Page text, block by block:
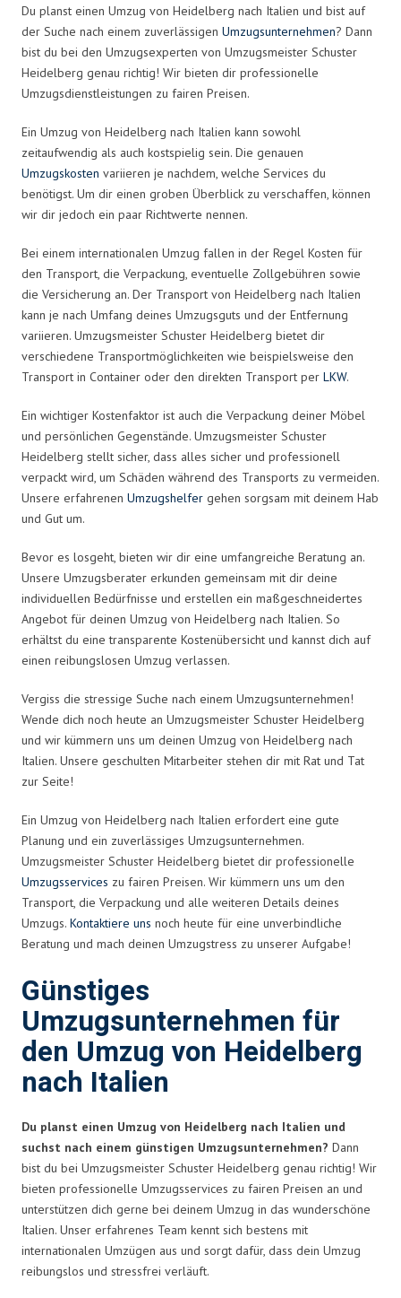
Du planst einen Umzug von Heidelberg nach Italien und bist auf
der Suche nach einem zuverlässigen Umzugsunternehmen? Dann
bist du bei den Umzugsexperten von Umzugsmeister Schuster
Heidelberg genau richtig! Wir bieten dir professionelle
Umzugsdienstleistungen zu fairen Preisen.
Ein Umzug von Heidelberg nach Italien kann sowohl
zeitaufwendig als auch kostspielig sein. Die genauen
Umzugskosten variieren je nachdem, welche Services du
benötigst. Um dir einen groben Überblick zu verschaffen, können
wir dir jedoch ein paar Richtwerte nennen.
Bei einem internationalen Umzug fallen in der Regel Kosten für
den Transport, die Verpackung, eventuelle Zollgebühren sowie
die Versicherung an. Der Transport von Heidelberg nach Italien
kann je nach Umfang deines Umzugsguts und der Entfernung
variieren. Umzugsmeister Schuster Heidelberg bietet dir
verschiedene Transportmöglichkeiten wie beispielsweise den
Transport in Container oder den direkten Transport per LKW.
Ein wichtiger Kostenfaktor ist auch die Verpackung deiner Möbel
und persönlichen Gegenstände. Umzugsmeister Schuster
Heidelberg stellt sicher, dass alles sicher und professionell
verpackt wird, um Schäden während des Transports zu vermeiden.
Unsere erfahrenen Umzugshelfer gehen sorgsam mit deinem Hab
und Gut um.
Bevor es losgeht, bieten wir dir eine umfangreiche Beratung an.
Unsere Umzugsberater erkunden gemeinsam mit dir deine
individuellen Bedürfnisse und erstellen ein maßgeschneidertes
Angebot für deinen Umzug von Heidelberg nach Italien. So
erhältst du eine transparente Kostenübersicht und kannst dich auf
einen reibungslosen Umzug verlassen.
Vergiss die stressige Suche nach einem Umzugsunternehmen!
Wende dich noch heute an Umzugsmeister Schuster Heidelberg
und wir kümmern uns um deinen Umzug von Heidelberg nach
Italien. Unsere geschulten Mitarbeiter stehen dir mit Rat und Tat
zur Seite!
Ein Umzug von Heidelberg nach Italien erfordert eine gute
Planung und ein zuverlässiges Umzugsunternehmen.
Umzugsmeister Schuster Heidelberg bietet dir professionelle
Umzugsservices zu fairen Preisen. Wir kümmern uns um den
Transport, die Verpackung und alle weiteren Details deines
Umzugs. Kontaktiere uns noch heute für eine unverbindliche
Beratung und mach deinen Umzugstress zu unserer Aufgabe!
Günstiges
Umzugsunternehmen für
den Umzug von Heidelberg
nach Italien
Du planst einen Umzug von Heidelberg nach Italien und
suchst nach einem günstigen Umzugsunternehmen? Dann
bist du bei Umzugsmeister Schuster Heidelberg genau richtig! Wir
bieten professionelle Umzugsservices zu fairen Preisen an und
unterstützen dich gerne bei deinem Umzug in das wunderschöne
Italien. Unser erfahrenes Team kennt sich bestens mit
internationalen Umzügen aus und sorgt dafür, dass dein Umzug
reibungslos und stressfrei verläuft.